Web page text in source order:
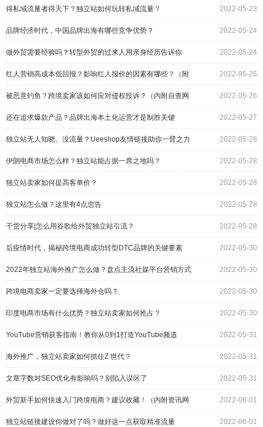
得私域流量者得天下？独立站如何玩转私域流量？ 2022-05-23
品牌经济时代，中国品牌出海有哪些竞争优势？ 2022-05-24
做外贸需要经验吗？转型外贸的过来人用亲身经历告诉你 2022-05-24
红人营销高成本低回报？影响红人报价的因素有哪些？（附
赠工具）
2022-05-25
被恶意钓鱼？跨境卖家该如何应对侵权投诉？（内附自查网
站）
2022-05-26
还在追求爆款产品？品牌出海本土化运营才是制胜关键 2022-05-27
独立站无人知晓、没流量？Ueeshop友情链接助你一臂之力 2022-05-28
伊朗电商市场怎么样？独立站能占据一席之地吗？ 2022-05-28
独立站卖家如何提高客单价？ 2022-05-28
独立站怎么做？这里有4点忠告 2022-05-28
干货分享|怎么用谷歌给外贸独立站引流？ 2022-05-28
后疫情时代，揭秘跨境电商成功转型DTC品牌的关键要素 2022-05-30
2022年独立站海外推广怎么做？盘点主流社媒平台营销方式 2022-05-30
跨境电商卖家一定要选择海外仓吗？ 2022-05-30
印度电商市场有什么优势？独立站卖家如何抢占？ 2022-05-30
YouTube营销获客指南！教你从0到1打造YouTube频道 2022-05-31
海外推广，独立站卖家如何抓住Z 世代？ 2022-05-31
文章字数对SEO优化有影响吗？别陷入误区了 2022-05-31
外贸新手如何快速入门跨境电商？建议收藏！（内附资讯网
站）
2022-06-01
独立站链接建设你做对了吗？做好这一点获取精准流量 2022-06-01